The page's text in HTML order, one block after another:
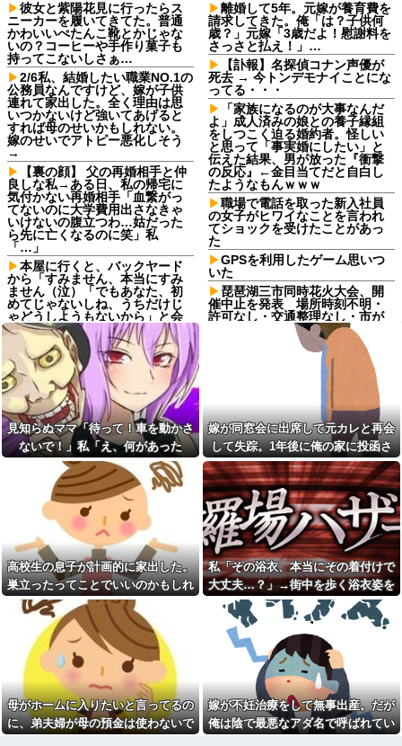
彼女と紫陽花見に行ったらス
ニーカーを履いてきてた。普通
かわいいぺたんこ靴とかじゃな
いの？コーヒーや手作り菓子も
持ってこないしさぁ…
2/6私、結婚したい職業NO.1の
公務員なんですけど、嫁が子供
連れて家出した。全く理由は思
いつかないけど強いてあげると
すれば母のせいかもしれない。
嫁のせいでアトピー悪化しそう
→
【裏の顔】 父の再婚相手と仲
良しな私→ある日、私の帰宅に
気付かない再婚相手「血繋がっ
てないのに大学費用出さなきゃ
いけないの腹立つわ…姑だった
ら先に亡くなるのに笑」私
「…」
本屋に行くと、バックヤード
から「すみません、本当にすみ
ません（泣）「でもあなた、初
めてじゃないしね、うちだけじ
ゃどうしようもないから」と会
話が聞こえてきた→する
と・・・
生活保護の相談に行ったら、
愛猫を手放さないと無理と言わ
れた。子どものような存在だか
ら手放すのは絶対に考えられな
い・・・
妹と差をつけて育てられた。
妹「家も土地も、財産はすべて
私が継ぐ。相続は放棄して」母
「うんうん」私「わかった」 →
数年後、復讐のチャンスがや...
彼女と結婚の話をしていた時
に言われたことが衝撃だった
祖父が亡くなって遺品整理し
てたら大量の手紙が出てきた。
全部同じ女性で祖父と恋愛関係
だったっぽい
見知らぬママ「待って！車を
動かさないで！」私「え、何が
あったの！？」→慌てて降りる
と園長先生が激怒していて…
私「この絵馬、切ないお願い
が書いてある…」友人「読んで
みて」→有名神社で見つけた願
い事の内容に、思わず神様も困
るだろうと思ってしまい…
義妹夫のお兄さんが草加の集
まりにいてビックリ。義両親は
新興宗教大嫌いな人たちなのに...
離婚して5年。元嫁が養育費を
請求してきた。俺「は？子供何
歳？」元嫁「3歳だよ！慰謝料を
さっさと払え！」…
【訃報】名探偵コナン声優が
死去 → 今トンデモナイことにな
ってる・・・
「家族になるのが大事なんだ
よ」成人済みの娘との養子縁組
をしつこく迫る婚約者。怪しい
と思って「事実婚にしたい」と
伝えた結果、男が放った『衝撃
の反応』←金目当てだと自白し
たようなもんｗｗｗ
職場で電話を取った新入社員
の女子がヒワイなことを言われ
てショックを受けたことがあっ
た
GPSを利用したゲーム思いつ
いた
琵琶湖三市同時花火大会、開
催中止を発表 場所時刻不明・
許可なし・交通整理なし・市が
20年くらい前だけど当時お付
き合いがあった仲間が神社に赤
いものを身につけちゃいけない
【画像】TWICE・モモ(30)、
またしてもセクシーボデーを披
露ｗｗｗｗｗｗｗｗ
ワイ「さぁてTwitterみるか
ぁ」沢山の幸せ、沢山の人々の
努力「うおおおお」ｽﾞﾄﾞﾄﾞﾄﾞﾄﾞ
父の再婚相手が職権乱用して
私達の個人情報を調べ、訪問や
電話をしてくる
母「お姉ちゃんは偉いのに、
あんたはねぇ…」私「また比べ
るの？」→積もり積もった不満
がついに爆発して…
日本韓国台湾「少子化です」
←わかる 中国北朝鮮「少子化
です」←強権国家でも止められ
ないのかよ
ラーメンハゲ「最近のインス
タントは店に出せるレベル」ラ
ーメン大好きJK「店とインスタ
ントの良さは別のベクトル」他
担当美容師と近所の道端でば
ったり。美容師「早く前みたい
に美容室に来てくださいよ～」
見知らぬママ「待って！車を動かさ
ないで！」私「え、何があった
の！？」→慌てて降りると園長先生
が激怒していて…
嫁が同窓会に出席して元カレと再会
して失踪。1年後に俺の家に投函さ
れたものがこれ...
高校生の息子が計画的に家出した。
巣立ったってことでいいのかもしれ
ないけど、なんか割り切れず...
私「その浴衣、本当にその着付けで
大丈夫…？」→街中を歩く浴衣姿を
見て、違和感ばかりが気になってし
まい…
母がホームに入りたいと言ってるの
に、弟夫婦が母の預金は使わないで
嫁が不妊治療をして無事出産。だが
俺は陰で最悪なアダ名で呼ばれてい